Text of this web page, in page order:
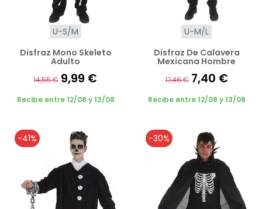
U-S/M
Disfraz Mono Skeleto
Adulto
14,55 € 9,99 €
Recibe entre 12/08 y 13/08
U-M/L
Disfraz De Calavera
Mexicana Hombre
17,46 € 7,40 €
Recibe entre 12/08 y 13/08
-41% -30%